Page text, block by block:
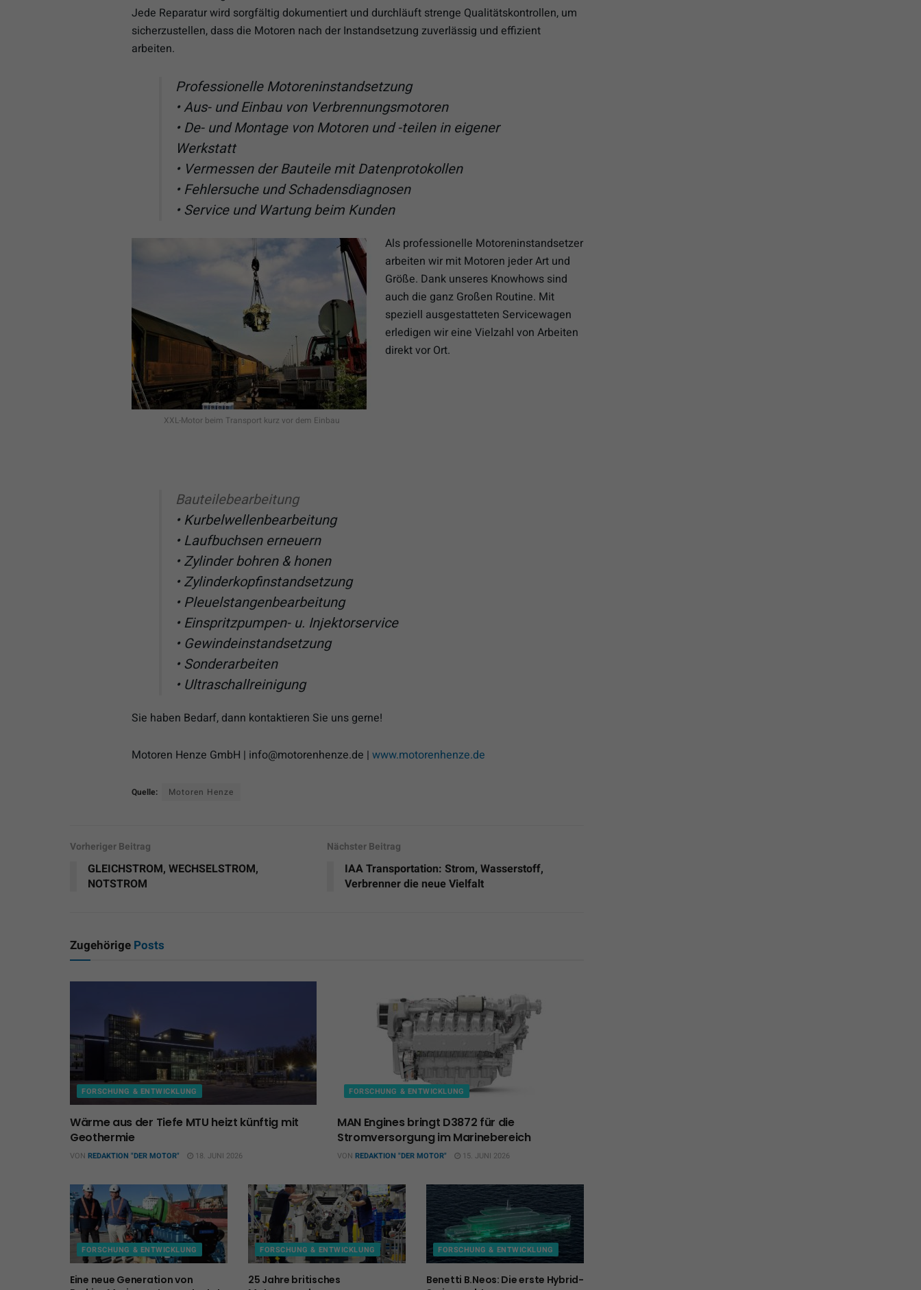
Jede Reparatur wird sorgfältig dokumentiert und durchläuft strenge Qualitätskontrollen, um
sicherzustellen, dass die Motoren nach der Instandsetzung zuverlässig und effizient
arbeiten.
Professionelle Motoreninstandsetzung
• Aus- und Einbau von Verbrennungsmotoren
• De- und Montage von Motoren und -teilen in eigener
Werkstatt
• Vermessen der Bauteile mit Datenprotokollen
• Fehlersuche und Schadensdiagnosen
• Service und Wartung beim Kunden
XXL-Motor beim Transport kurz vor dem Einbau
Als professionelle Motoreninstandsetzer
arbeiten wir mit Motoren jeder Art und
Größe. Dank unseres Knowhows sind
auch die ganz Großen Routine. Mit
speziell ausgestatteten Servicewagen
erledigen wir eine Vielzahl von Arbeiten
direkt vor Ort.
Bauteilebearbeitung
• Kurbelwellenbearbeitung
• Laufbuchsen erneuern
• Zylinder bohren & honen
• Zylinderkopfinstandsetzung
• Pleuelstangenbearbeitung
• Einspritzpumpen- u. Injektorservice
• Gewindeinstandsetzung
• Sonderarbeiten
• Ultraschallreinigung
Sie haben Bedarf, dann kontaktieren Sie uns gerne!
Motoren Henze GmbH | info@motorenhenze.de | www.motorenhenze.de
Quelle: Motoren Henze
Vorheriger Beitrag
GLEICHSTROM, WECHSELSTROM,
NOTSTROM
Nächster Beitrag
IAA Transportation: Strom, Wasserstoff,
Verbrenner die neue Vielfalt
Zugehörige Posts
FORSCHUNG & ENTWICKLUNG
Wärme aus der Tiefe MTU heizt künftig mit
Geothermie
VON REDAKTION "DER MOTOR" 18. JUNI 2026
FORSCHUNG & ENTWICKLUNG
MAN Engines bringt D3872 für die
Stromversorgung im Marinebereich
VON REDAKTION "DER MOTOR" 15. JUNI 2026
FORSCHUNG & ENTWICKLUNG
Eine neue Generation von
FORSCHUNG & ENTWICKLUNG
25 Jahre britisches
FORSCHUNG & ENTWICKLUNG
Benetti B.Neos: Die erste Hybrid-